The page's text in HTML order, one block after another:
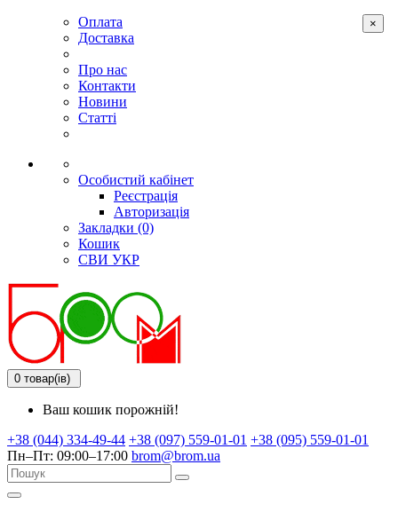
Оплата
Доставка
Про нас
Контакти
Новини
Статті
Особистий кабінет
Реєстрація
Авторизація
Закладки (0)
Кошик
СВИ УКР
0 товар(ів)
Ваш кошик порожній!
+38 (044) 334-49-44 +38 (097) 559-01-01 +38 (095) 559-01-01
Пн–Пт: 09:00–17:00 brom@brom.ua
×